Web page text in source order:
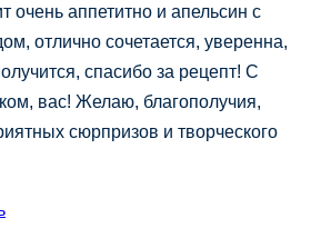
очень аппетитно и апельсин с
отлично сочетается, уверенна,
спасибо за рецепт! С
вас! Желаю, благополучия,
сюрпризов и творческого